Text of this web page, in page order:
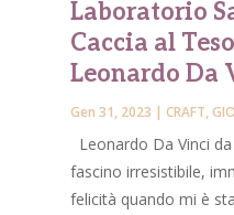
Laboratorio
Caccia al
Leonardo Da
Gen 31, 2023 | CRAFT,
Leonardo Da Vinci
fascino irresistibile,
felicità quando mi è